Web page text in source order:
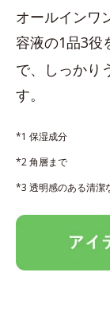
オールインワ
容液の1品3役
で、しっかり
す。
*1 保湿成分
*2 角層まで
*3 透明感のある清潔